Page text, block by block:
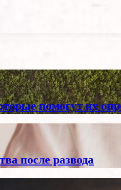
помогут их
после развода